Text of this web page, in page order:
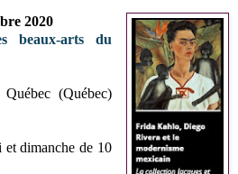
2020
beaux-arts du
(Québec)
dimanche de 10